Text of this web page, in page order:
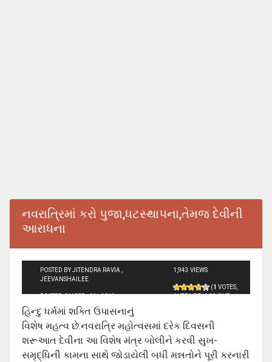
નવરાત્રિમાં કરો પુજા,ધટસ્થાપના,તેમજ દેવીની
આરાધના
POSTED BY JITENDRA RAVIA ,
JEEVANSHAILEE
POSTED ON SEP - 21 - 2013
1,943 VIEWS
(1 VOTES,
AVERAGE:4.00OUT
હિન્દુ ધર્મમાં શક્તિ ઉપાસનાનું
વિશેષ મહત્વ છે.નવરાત્રિ મહોત્વસમાં દરેક દિવસની
શરૂઆત દેવીના આ વિશેષ મંત્ર બોલીને કરવી સુખ-
સમૃદ્ધિની કામના સાથે જોડાયેલી બધી મન્નતોને પૂરી કરનારી